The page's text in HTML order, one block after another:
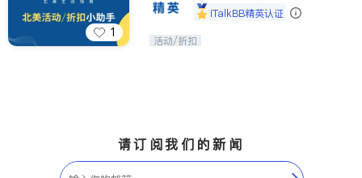
1
iTalkBB精英认证
iTalkBB精英 官方账号。您的美国生活
活动/折扣
请订阅我们的新闻